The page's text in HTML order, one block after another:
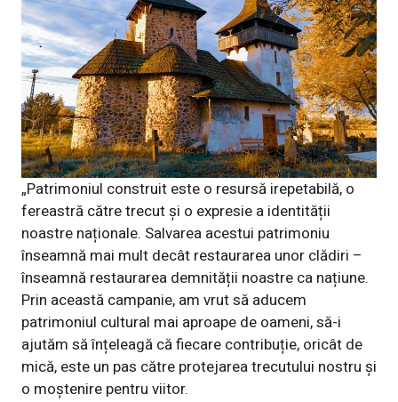
„Patrimoniul construit este o resursă irepetabilă, o
fereastră către trecut și o expresie a identității
noastre naționale. Salvarea acestui patrimoniu
înseamnă mai mult decât restaurarea unor clădiri –
înseamnă restaurarea demnității noastre ca națiune.
Prin această campanie, am vrut să aducem
patrimoniul cultural mai aproape de oameni, să-i
ajutăm să înțeleagă că fiecare contribuție, oricât de
mică, este un pas către protejarea trecutului nostru și
o moștenire pentru viitor.